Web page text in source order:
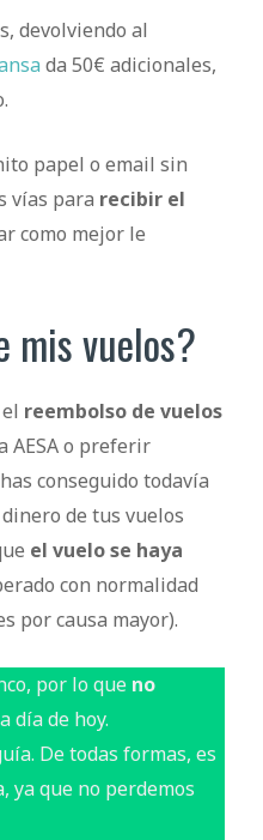
devolviendo al
da 50€ adicionales,
papel o email sin
vías para recibir el
como mejor le
mis vuelos?
reembolso de vuelos
AESA o preferir
conseguido todavía
de tus vuelos
el vuelo se haya
con normalidad
por causa mayor).
por lo que no
día de hoy.
De todas formas, es
ya que no perdemos